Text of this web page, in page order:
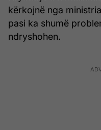
kërkojnë nga
pasi ka shumë
ndryshohen.